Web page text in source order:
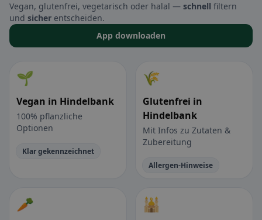
Vegan, glutenfrei, vegetarisch oder halal — schnell filtern
und sicher entscheiden.
App downloaden
🌱
Vegan in Hindelbank
100% pflanzliche
Optionen
Klar gekennzeichnet
🌾
Glutenfrei in
Hindelbank
Mit Infos zu Zutaten &
Zubereitung
Allergen-Hinweise
🥕 🕌